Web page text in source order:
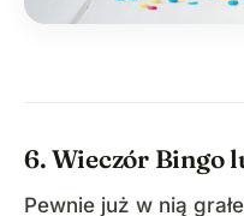
6. Wieczór Bingo
Pewnie już w nią